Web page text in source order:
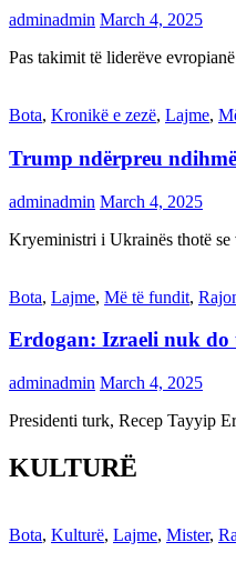
adminadmin March 4, 2025
Pas takimit të liderëve
Bota, Kronikë e zezë, Lajme,
Trump ndërpreu
adminadmin March 4, 2025
Kryeministri i Ukrainës thotë se
Bota, Lajme, Më të fundit,
Erdogan: Izraeli nuk do
adminadmin March 4, 2025
Presidenti turk, Recep Tayyip
KULTURË
Bota, Kulturë, Lajme, Mister,